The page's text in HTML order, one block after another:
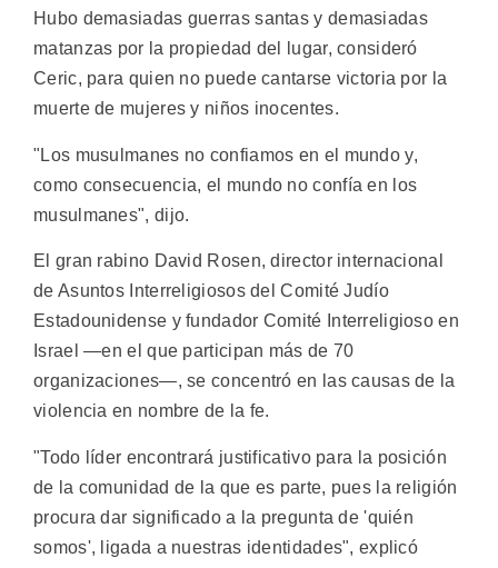
Hubo demasiadas guerras santas y demasiadas
matanzas por la propiedad del lugar, consideró
Ceric, para quien no puede cantarse victoria por la
muerte de mujeres y niños inocentes.
"Los musulmanes no confiamos en el mundo y,
como consecuencia, el mundo no confía en los
musulmanes", dijo.
El gran rabino David Rosen, director internacional
de Asuntos Interreligiosos del Comité Judío
Estadounidense y fundador Comité Interreligioso en
Israel —en el que participan más de 70
organizaciones—, se concentró en las causas de la
violencia en nombre de la fe.
"Todo líder encontrará justificativo para la posición
de la comunidad de la que es parte, pues la religión
procura dar significado a la pregunta de 'quién
somos', ligada a nuestras identidades", explicó